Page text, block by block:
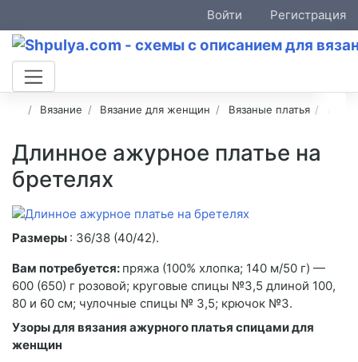
Войти Регистрация
Вязание Вязание для женщин Вязаные платья
Длинное ажурное платье на
бретелях
Размеры : 36/38 (40/42).
Вам потребуется: пряжа (100% хлопка; 140 м/50 г) —
600 (650) г розовой; круговые спицы №3,5 длиной 100,
80 и 60 см; чулочные спицы № 3,5; крючок №3.
Узоры для вязания ажурного платья спицами для
женщин